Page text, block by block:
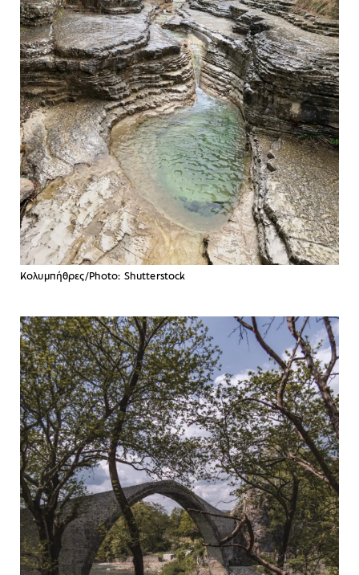
Κολυμπήθρες/Photo: Shutterstock